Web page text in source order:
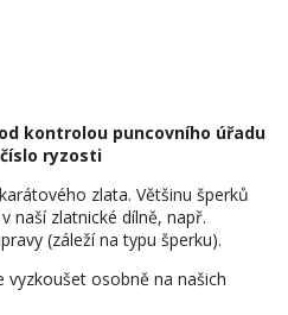
kontrolou puncovního úřadu
ryzosti
zlata. Většinu šperků
naší zlatnické dílně, např.
(záleží na typu šperku).
vyzkoušet osobně na našich